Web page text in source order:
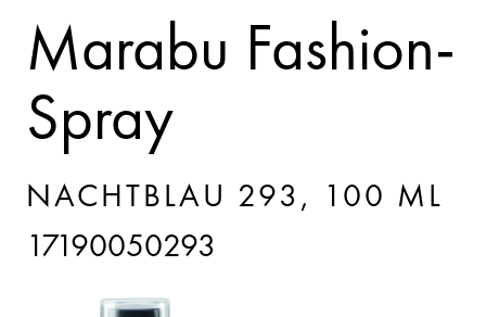
Marabu Fashion-
Spray
NACHTBLAU 293, 100 ML
17190050293